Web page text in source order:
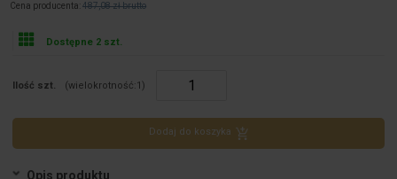
Cena producenta:487,08 zł brutto
Dostępne 2 szt.
Ilość szt. (wielokrotność:1 )
Dodaj do koszyka
Opis produktu